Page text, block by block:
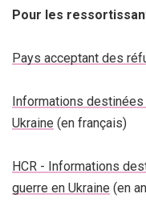
Pour les
Pays acceptant des
Informations destinées
Ukraine (en français)
HCR - Informations
guerre en Ukraine (en